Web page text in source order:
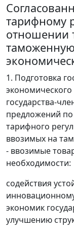
тарифному
отношении
1. Подготовка
государства-
предложений
тарифного
ввозимых на
- ввозимые
необходимости:
содействия
экономик
улучшению